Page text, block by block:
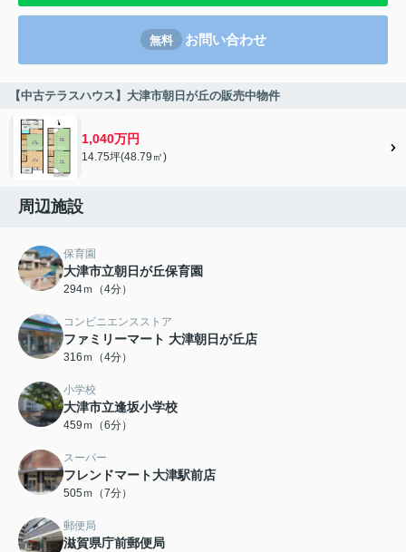
無料 お問い合わせ
【中古テラスハウス】大津市朝日が丘の販売中物件
1,040万円
14.75坪(48.79㎡)
周辺施設
保育園
大津市立朝日が丘保育園
294ｍ（4分）
コンビニエンスストア
ファミリーマート 大津朝日が丘店
316ｍ（4分）
小学校
大津市立逢坂小学校
459ｍ（6分）
スーパー
フレンドマート大津駅前店
505ｍ（7分）
郵便局
滋賀県庁前郵便局